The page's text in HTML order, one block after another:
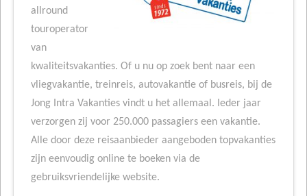
allround
touroperator
van
kwaliteitsvakanties. Of u nu op zoek bent naar een
vliegvakantie, treinreis, autovakantie of busreis, bij de
Jong Intra Vakanties vindt u het allemaal. Ieder jaar
verzorgen zij voor 250.000 passagiers een vakantie.
Alle door deze reisaanbieder aangeboden topvakanties
zijn eenvoudig online te boeken via de
gebruiksvriendelijke website.